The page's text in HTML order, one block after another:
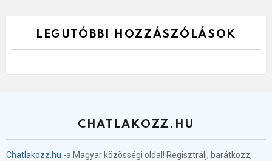
LEGUTÓBBI HOZZÁSZÓLÁSOK
CHATLAKOZZ.HU
Chatlakozz.hu -a Magyar közösségi oldal! Regisztrálj, barátkozz,